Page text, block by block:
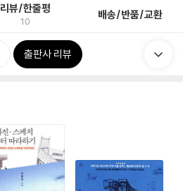
리뷰/한줄평
10 배송/반품/교환
출판사 리뷰